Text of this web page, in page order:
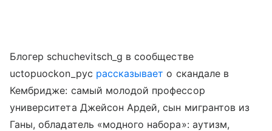
Блогер schuchevitsch_g в сообществе
uctopuockon_pyc рассказывает о скандале в
Кембридже: самый молодой профессор
университета Джейсон Ардей, сын мигрантов из
Ганы, обладатель «модного набора»: аутизм,